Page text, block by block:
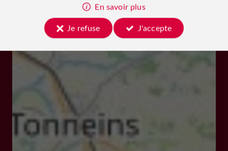
En savoir plus
Je refuse
J'accepte